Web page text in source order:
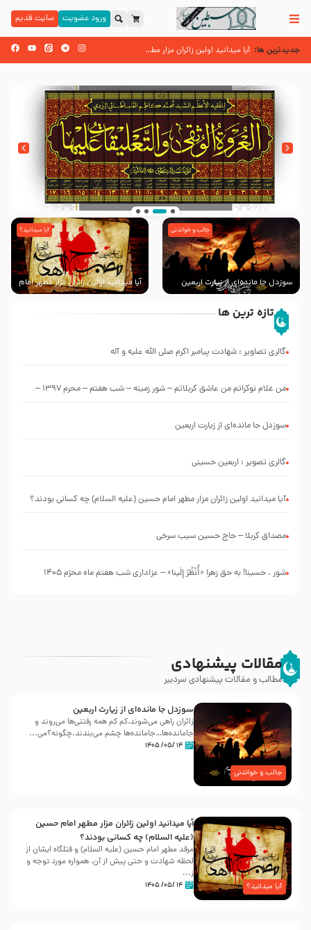
ورود عضویت سایت قدیم
جدیدترین ها: آیا میدانید اولین زائران مزار مطهر امام حسین (علیه السلام) چه کسانی بودن
اسنادی کهن دال بر شهرت زیارت اربعین نزد امامیه در قرن ۶ و ۷ هجری زائران اربعین حسینی
انتشار کتاب ” العروة الوثقى و التعليقات عليها”
با طرحی بسیار زیبا و شکیل
سوزدل جا مانده‌ای از زیارت اربعین
جالب و خواندنی
آیا میدانید اولین زائران مزار مطهر امام
حسین (علیه السلام) چه کسانی
آیا میدانید؟
تازه ترین ها
گالری تصاویر : شهادت پیامبر اکرم صلی الله علیه و آله
من غلام نوکراتم من عاشق کربلاتم – شور زمینه – شب هفتم – محرم 1397 –
سوزدل جا مانده‌ای از زیارت اربعین
گالری تصویر : اربعین حسینی
آیا میدانید اولین زائران مزار مطهر امام حسین (علیه السلام) چه کسانی بودند؟
مصداق کربلا – حاج حسین سیب سرخی
شور ، حسینا! به‌ حق زهرا «أُنْظُرْ إِلَینا» – عزاداری شب هفتم ماه محرّم 1405
مقالات پیشنهادی
مطالب و مقالات پیشنهادی سردبیر
جالب و خواندنی
سوزدل جا مانده‌ای از زیارت اربعین
زائران راهی می‌شوند،کم‌ کم همه رفتنی‌ها می‌روند و
جامانده‌ها…جامانده‌ها چشم می‌بندند.چگونه؟می‌...
۱۴ /۰۵/ ۱۴۰۵
آیا میدانید؟
آیا میدانید اولین زائران مزار مطهر امام حسین
(علیه السلام) چه کسانی بودند؟
مرقد مطهر امام حسین (علیه السلام) و قتلگاه ایشان از
لحظه شهادت و حتی پیش از آن، همواره مورد توجه و
ز...
۱۴ /۰۵/ ۱۴۰۵